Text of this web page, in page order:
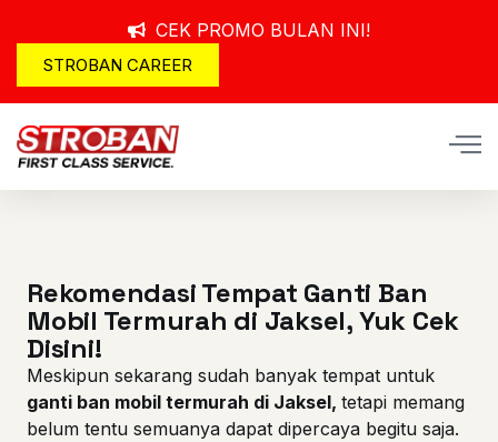
CEK PROMO BULAN INI!
STROBAN CAREER
Rekomendasi Tempat Ganti Ban
Mobil Termurah di Jaksel, Yuk Cek
Disini!
Meskipun sekarang sudah banyak tempat untuk
ganti ban mobil termurah di Jaksel, tetapi memang
belum tentu semuanya dapat dipercaya begitu saja.